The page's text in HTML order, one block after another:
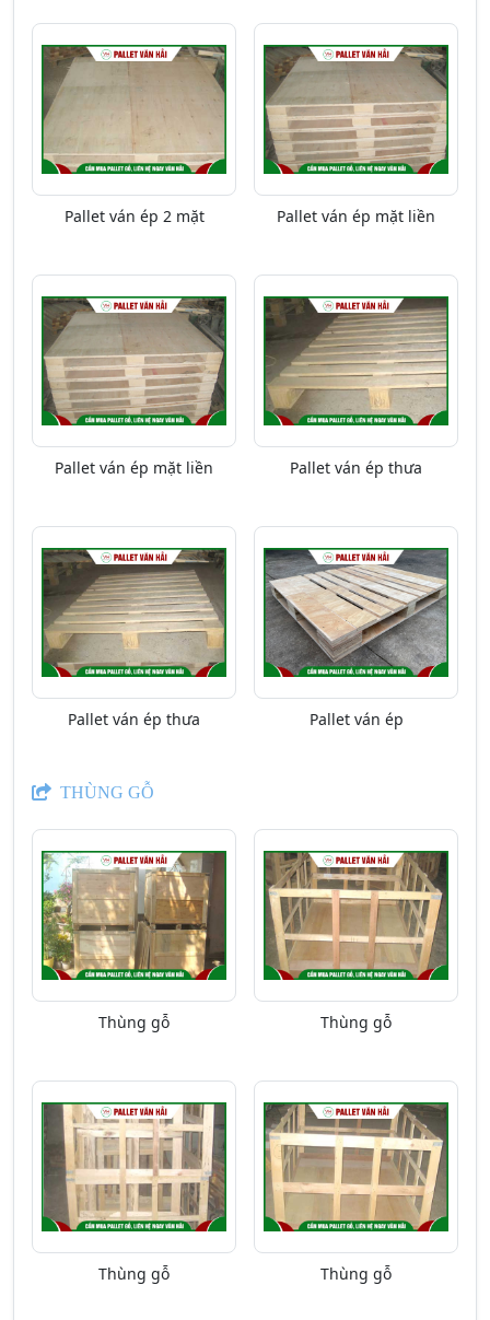
Pallet ván ép 2 mặt Pallet ván ép mặt liền
Pallet ván ép mặt liền Pallet ván ép thưa
Pallet ván ép thưa Pallet ván ép
THÙNG GỖ
Thùng gỗ Thùng gỗ
Thùng gỗ Thùng gỗ